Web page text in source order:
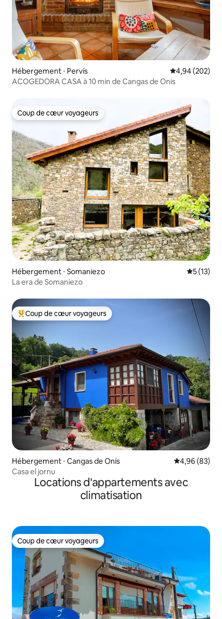
Hébergement ⋅ Pervís Évaluation
4,94 (202)
ACOGEDORA CASA à 10 min de Cangas de Onis
Coup de cœur voyageurs
Coup de cœur voyageurs
Hébergement ⋅ Somaniezo
5 (13)
La era de Somaniezo
Coups de cœur voyageurs les plus appréciés
Coup de cœur voyageurs
Hébergement ⋅ Cangas de Onís Évaluation
4,96 (83)
Casa el jornu
Locations d'appartements avec
climatisation
Coup de cœur voyageurs
Coup de cœur voyageurs